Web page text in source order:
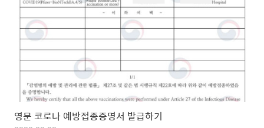
영문 코로나 예방접종증명서 발급하기